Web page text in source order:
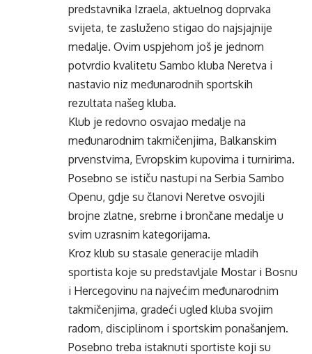
predstavnika Izraela, aktuelnog doprvaka
svijeta, te zasluženo stigao do najsjajnije
medalje. Ovim uspjehom još je jednom
potvrdio kvalitetu Sambo kluba Neretva i
nastavio niz međunarodnih sportskih
rezultata našeg kluba.
Klub je redovno osvajao medalje na
međunarodnim takmičenjima, Balkanskim
prvenstvima, Evropskim kupovima i turnirima.
Posebno se ističu nastupi na Serbia Sambo
Openu, gdje su članovi Neretve osvojili
brojne zlatne, srebrne i brončane medalje u
svim uzrasnim kategorijama.
Kroz klub su stasale generacije mladih
sportista koje su predstavljale Mostar i Bosnu
i Hercegovinu na najvećim međunarodnim
takmičenjima, gradeći ugled kluba svojim
radom, disciplinom i sportskim ponašanjem.
Posebno treba istaknuti sportiste koji su